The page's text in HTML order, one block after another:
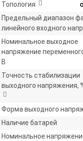
Топология
Предельный диапазон
линейного входного
Номинальное выходное
напряжение
В
Точность стабилизации
выходного напряжения,
Форма выходного
Наличие батарей
Номинальное